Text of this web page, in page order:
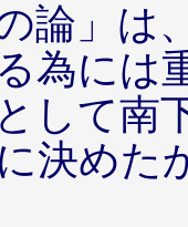
論」は
為には
して南
決めた